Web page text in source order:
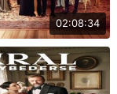
02:08:34